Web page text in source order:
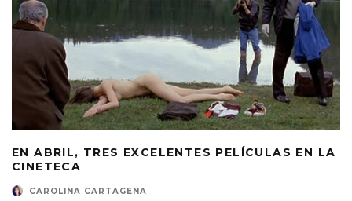
EN ABRIL, TRES EXCELENTES PELÍCULAS EN LA
CINETECA
CAROLINA CARTAGENA